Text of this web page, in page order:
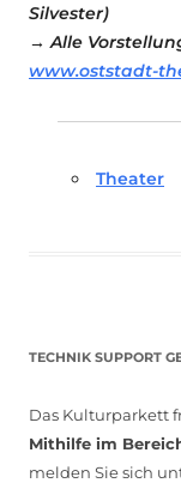
Silvester)
→ Alle
www.oststadt-
Theater
TECHNIK SUPPORT
Das Kulturparkett
Mithilfe im
melden Sie sich